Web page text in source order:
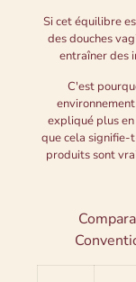
Si cet équilibre
des douches
entraîner des
C'est
expliqué plus
que cela signifie-
produits sont